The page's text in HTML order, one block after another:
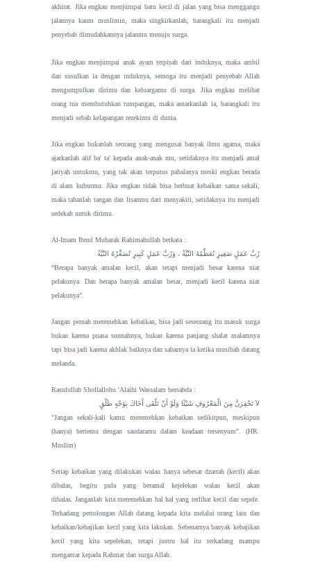
akhirat. Jika engkau menjumpai batu kecil di jalan yang bisa menggangu
jalannya kaum muslimin, maka singkirkanlah, barangkali itu menjadi
penyebab dimudahkannya jalanmu menuju surga.
Jika engkau menjumpai anak ayam terpisah dari induknya, maka ambil
dan susulkan ia dengan induknya, semoga itu menjadi penyebab Allah
mengumpulkan dirimu dan keluargamu di surga. Jika engkau melihat
orang tua membutuhkan tumpangan, maka antarkanlah ia, barangkali itu
menjadi sebab kelapangan rezekimu di dunia.
Jika engkau bukanlah seorang yang mengusai banyak ilmu agama, maka
ajarkanlah alif ba' ta' kepada anak-anak mu, setidaknya itu menjadi amal
jariyah untukmu, yang tak akan terputus pahalanya meski engkau berada
di alam kuburmu. Jika engkau tidak bisa berbuat kebaikan sama sekali,
maka tahanlah tangan dan lisanmu dari menyakiti, setidaknya itu menjadi
sedekah untuk dirimu.
Al-Imam Ibnul Mubarak Rahimahullah berkata :
رُبَّ عَمَلٍ صَغِيرٍ تُعَظِّمُهُ النِّيَّةُ ، وَرُبَّ عَمَلٍ كَبِيرٍ تُصَغِّرُهُ النِّيَّةُ
“Berapa banyak amalan kecil, akan tetapi menjadi besar karena niat
pelakunya. Dan berapa banyak amalan besar, menjadi kecil karena niat
pelakunya”.
Jangan pernah meremehkan kebaikan, bisa jadi seseorang itu masuk surga
bukan karena puasa sunnahnya, bukan karena panjang shalat malamnya
tapi bisa jadi karena akhlak baiknya dan sabarnya ia ketika musibah datang
melanda.
Rasulullah Shollallohu 'Alaihi Wassalam bersabda :
لاَ تَحْقِرَنَّ مِنَ الْمَعْرُوفِ شَيْئًا وَلَوْ أَنْ تَلْقَى أَخَاكَ بِوَجْهٍ طَلْقٍ
"Jangan sekali-kali kamu meremehkan kebaikan sedikitpun, meskipun
(hanya) bertemu dengan saudaramu dalam keadaan tersenyum". (HR.
Muslim)
Setiap kebaikan yang dilakukan walau hanya sebesar dzarrah (kecil) akan
dibalas, begitu pula yang beramal kejelekan walau kecil akan
dibalas. Janganlah kita meremehkan hal hal yang terlihat kecil dan sepele.
Terkadang pertolongan Allah datang kepada kita melalui orang lain dan
kebaikan/kebajikan kecil yang kita lakukan. Sebenarnya banyak kebajikan
kecil yang kita sepelekan, tetapi justru hal itu terkadang mampu
mengantar kepada Rahmat dan surga Allah.